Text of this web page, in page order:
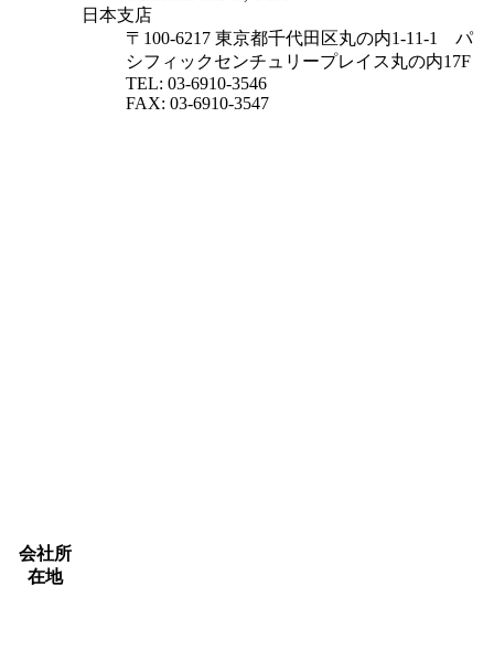
会社所
在地
日本支店
〒100-6217 東京都千代田区丸の内1-11-1 パ
シフィックセンチュリープレイス丸の内17F
TEL: 03-6910-3546
FAX: 03-6910-3547